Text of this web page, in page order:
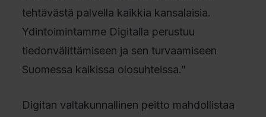
tehtävästä palvella kaikkia kansalaisia.
Ydintoimintamme Digitalla perustuu
tiedonvälittämiseen ja sen turvaamiseen
Suomessa kaikissa olosuhteissa.”
Digitan valtakunnallinen peitto mahdollistaa